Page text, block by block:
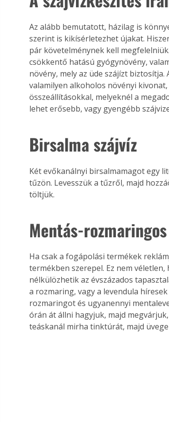
Okoselőfizetés
A Laptapiron elérhetők az
Ezermester, az Ezermester
Extra és az Ezermester Old
Timer lapszámai,
visszamenőleg is! A Laptapir új,
magazinok digitális olvasására
számítógépen, okostelefonon
az otthonában, útközben vagy
nyaralás, pihenés alatt is
elérhetők lapszámaink. Bárhol,
Ezermester lapszámai. A
Laptapir kényelmes megoldás,
Együtt
Bővebb
Együtt jobban
könyvek
párosítással
áron, 0 Ft
megrendelhetők!
Az alább bemutatott, házilag is
szerint is kikísérletezhet újakat.
pár követelménynek kell
csökkentő hatású gyógynövény,
növény, mely az üde szájízt
valamilyen alkoholos növényi
összeállításokkal, melyeknél a
lehet erősebb, vagy gyengébb
Birsalma szájvíz
Két evőkanálnyi birsalmamagot egy
tűzön. Levesszük a tűzről, majd
töltjük.
Mentás-
Ha csak a fogápolási termékek
termékben szerepel. Ez nem
nélkülözhetik az évszázados
a rozmaring, vagy a levendula
rozmaringot és ugyanennyi
órán át állni hagyjuk, majd
teáskanál mirha tinktúrát, majd